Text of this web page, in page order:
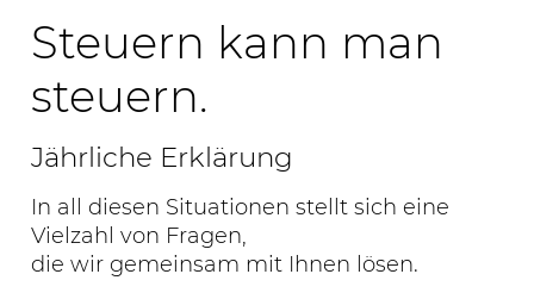
Steuern kann man
steuern.
Jährliche Erklärung
In all diesen Situationen stellt sich eine
Vielzahl von Fragen,
die wir gemeinsam mit Ihnen lösen.